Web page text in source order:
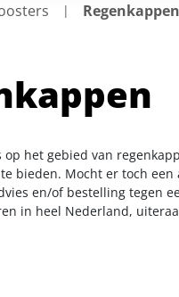
Regenkappen
het gebied van
bieden. Mocht er toch
en/of bestelling tegen
in heel Nederland,